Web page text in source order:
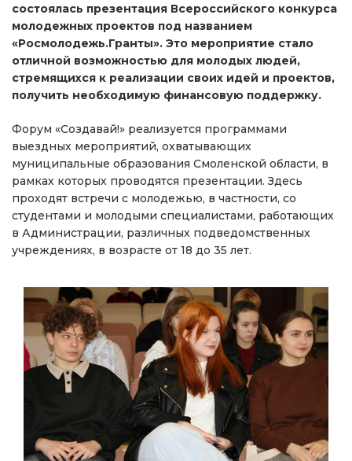
состоялась презентация Всероссийского конкурса
молодежных проектов под названием
«Росмолодежь.Гранты». Это мероприятие стало
отличной возможностью для молодых людей,
стремящихся к реализации своих идей и проектов,
получить необходимую финансовую поддержку.
Форум «Создавай!» реализуется программами
выездных мероприятий, охватывающих
муниципальные образования Смоленской области, в
рамках которых проводятся презентации. Здесь
проходят встречи с молодежью, в частности, со
студентами и молодыми специалистами, работающих
в Администрации, различных подведомственных
учреждениях, в возрасте от 18 до 35 лет.